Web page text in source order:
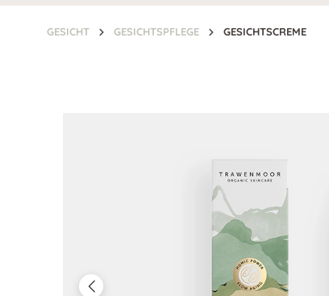
GESICHT GESICHTSPFLEGE GESICHTSCREME